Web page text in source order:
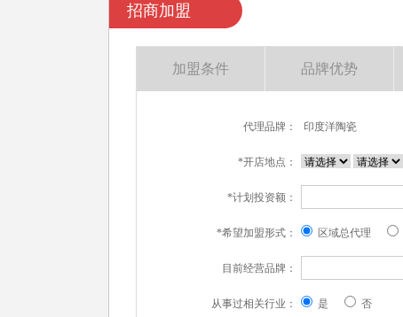
招商加盟
加盟条件 品牌优势
代理品牌： 印度洋陶瓷
*开店地点：
*计划投资额：
*希望加盟形式： 区域总代理
目前经营品牌：
从事过相关行业： 是 否